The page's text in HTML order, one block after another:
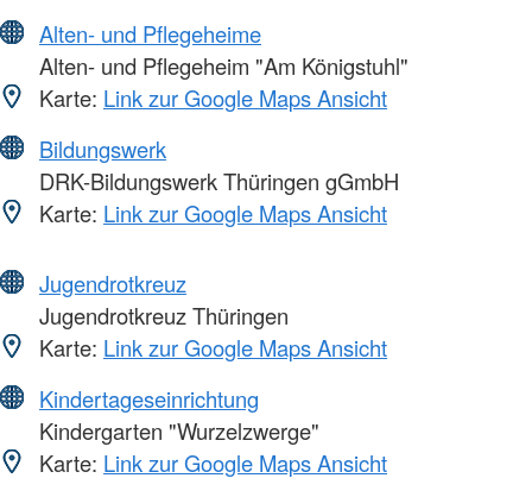
Alten- und Pflegeheime
Alten- und Pflegeheim "Am Königstuhl"
Karte: Link zur Google Maps Ansicht
Bildungswerk
DRK-Bildungswerk Thüringen gGmbH
Karte: Link zur Google Maps Ansicht
Jugendrotkreuz
Jugendrotkreuz Thüringen
Karte: Link zur Google Maps Ansicht
Kindertageseinrichtung
Kindergarten "Wurzelzwerge"
Karte: Link zur Google Maps Ansicht